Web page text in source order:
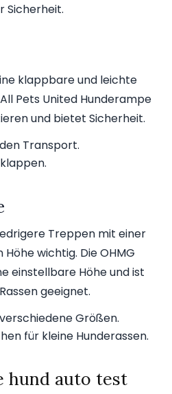
Sicherheit.
klappbare und leichte
Pets United Hunderampe
und bietet Sicherheit.
Transport.
Treppen mit einer
wichtig. Die OHMG
einstellbare Höhe und ist
geeignet.
Größen.
für kleine Hunderassen.
hund auto test